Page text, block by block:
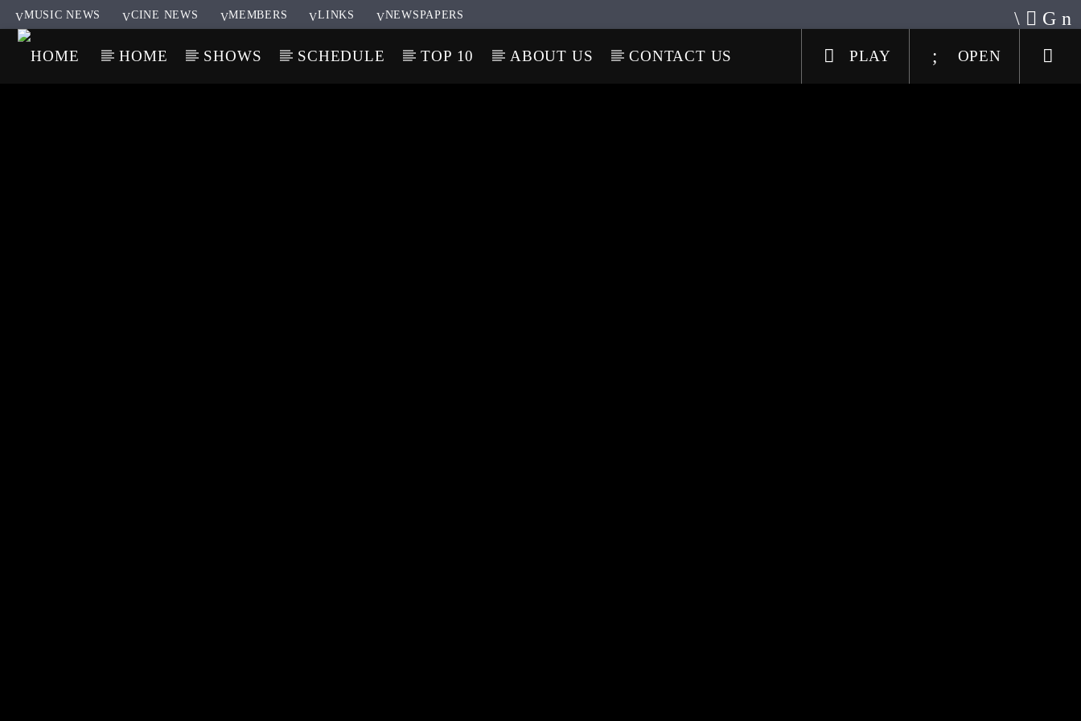
MUSIC NEWS CINE NEWS MEMBERS LINKS NEWSPAPERS
HOME SHOWS SCHEDULE TOP 10 ABOUT US CONTACT US OPEN
PLAY